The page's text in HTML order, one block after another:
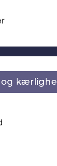
og